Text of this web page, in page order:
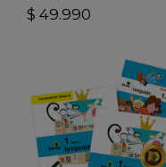
$ 49.990
VER DETALLES